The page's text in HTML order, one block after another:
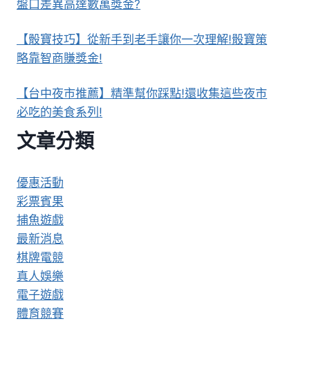
盤口差異高達數萬獎金?
【骰寶技巧】從新手到老手讓你一次理解!骰寶策
略靠智商賺獎金!
【台中夜市推薦】精準幫你踩點!還收集這些夜市
必吃的美食系列!
文章分類
優惠活動
彩票賓果
捕魚遊戲
最新消息
棋牌電競
真人娛樂
電子遊戲
體育競賽